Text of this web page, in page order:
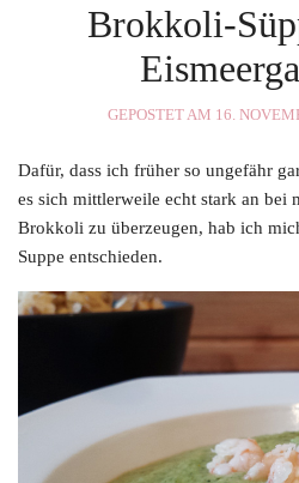
Brokkoli-
GEPOSTET AM 16.
Dafür, dass ich früher so ungefähr
es sich mittlerweile echt stark an bei
Brokkoli zu überzeugen, hab ich
Suppe entschieden.